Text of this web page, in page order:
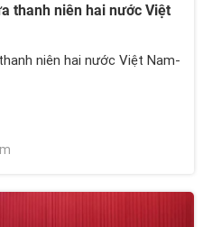
thanh niên hai nước Việt
niên hai nước Việt Nam-